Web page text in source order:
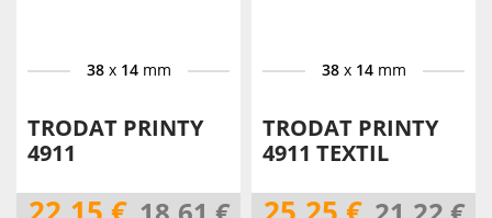
38x 14mm
TRODAT PRINTY
4911
38x 14mm
TRODAT PRINTY
4911 TEXTIL